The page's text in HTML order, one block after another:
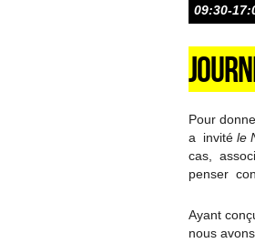
09:30-
Pour
a invité le
cas,
penser
Ayant
nous